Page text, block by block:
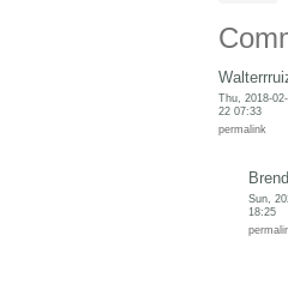
Thu, 2018-02-
22 07:33
permalink
Sun,
18:25